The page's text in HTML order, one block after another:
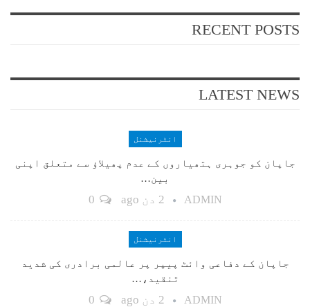
RECENT POSTS
LATEST NEWS
انٹرنیشنل
جاپان کو جوہری ہتھیاروں کے عدم پھیلاؤ سے متعلق اپنی
بین…
ADMIN 2 دن ago
انٹرنیشنل
جاپان کے دفاعی وائٹ پیپر پر عالمی برادری کی شدید
تنقید،…
ADMIN 2 دن ago